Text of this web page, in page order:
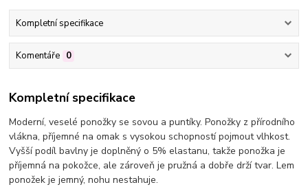
Kompletní specifikace
Komentáře 0
Kompletní specifikace
Moderní, veselé ponožky se sovou a puntíky. Ponožky z přírodního
vlákna, příjemné na omak s vysokou schopností pojmout vlhkost.
Vyšší podíl bavlny je doplněný o 5% elastanu, takže ponožka je
příjemná na pokožce, ale zároveň je pružná a dobře drží tvar. Lem
ponožek je jemný, nohu nestahuje.